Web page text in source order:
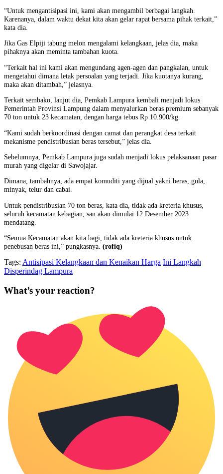
“Untuk mengantisipasi ini, kami akan mengambil berbagai langkah.
Karenanya, dalam waktu dekat kita akan gelar rapat bersama pihak terkait,”
kata dia.
Jika Gas Elpiji tabung melon mengalami kelangkaan, jelas dia, maka
pihaknya akan meminta tambahan kuota.
“Terkait hal ini kami akan mengundang agen-agen dan pangkalan, untuk
mengetahui dimana letak persoalan yang terjadi. Jika kuotanya kurang,
maka akan ditambah,” jelasnya.
Terkait sembako, lanjut dia, Pemkab Lampura kembali menjadi lokus
Pemerintah Provinsi Lampung dalam menyalurkan beras premium sebanyak
70 ton untuk 23 kecamatan, dengan harga tebus Rp 10.900/kg.
“Kami sudah berkoordinasi dengan camat dan perangkat desa terkait
mekanisme pendistribusian beras tersebut,” jelas dia.
Sebelumnya, Pemkab Lampura juga sudah menjadi lokus pelaksanaan pasar
murah yang digelar di Sawojajar.
Dimana, tambahnya, ada empat komuditi yang dijual yakni beras, gula,
minyak, telur dan cabai.
Untuk pendistribusian 70 ton beras, kata dia, tidak ada kreteria khusus,
seluruh kecamatan kebagian, san akan dimulai 12 Desember 2023
mendatang.
“Semua Kecamatan akan kita bagi, tidak ada kreteria khusus untuk
penebusan beras ini,” pungkasnya. (rofiq)
Tags: Antisipasi Kelangkaan dan Kenaikan Harga Ini Langkah
Disperindag Lampura
What’s your reaction?